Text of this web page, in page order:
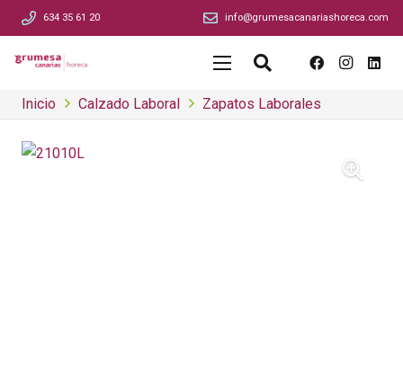
634 35 61 20 info@grumesacanariashoreca.com
Inicio Calzado Laboral Zapatos Laborales